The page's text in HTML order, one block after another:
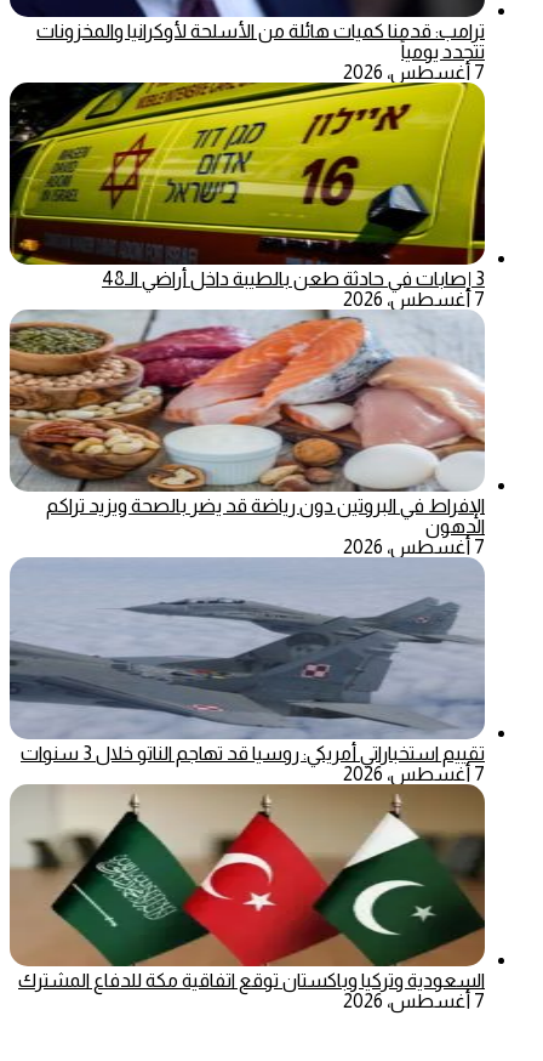
ترامب: قدمنا كميات هائلة من الأسلحة لأوكرانيا والمخزونات
تتجدد يومياً
7 أغسطس، 2026
3 إصابات في حادثة طعن بالطيبة داخل أراضي الـ48
7 أغسطس، 2026
الإفراط في البروتين دون رياضة قد يضر بالصحة ويزيد تراكم
الدهون
7 أغسطس، 2026
تقييم استخباراتي أمريكي: روسيا قد تهاجم الناتو خلال 3 سنوات
7 أغسطس، 2026
السعودية وتركيا وباكستان توقع اتفاقية مكة للدفاع المشترك
7 أغسطس، 2026